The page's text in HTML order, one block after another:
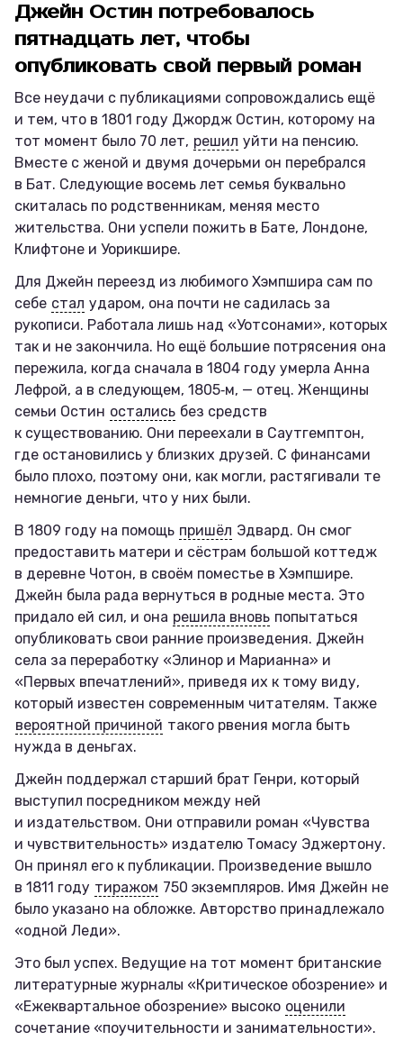
Джейн Остин потребовалось
пятнадцать лет, чтобы
опубликовать свой первый роман
Все неудачи с публикациями сопровождались ещё
и тем, что в 1801 году Джордж Остин, которому на
тот момент было 70 лет, решил уйти на пенсию.
Вместе с женой и двумя дочерьми он перебрался
в Бат. Следующие восемь лет семья буквально
скиталась по родственникам, меняя место
жительства. Они успели пожить в Бате, Лондоне,
Клифтоне и Уорикшире.
Для Джейн переезд из любимого Хэмпшира сам по
себе стал ударом, она почти не садилась за
рукописи. Работала лишь над «Уотсонами», которых
так и не закончила. Но ещё большие потрясения она
пережила, когда сначала в 1804 году умерла Анна
Лефрой, а в следующем, 1805‑м, — отец. Женщины
семьи Остин остались без средств
к существованию. Они переехали в Саутгемптон,
где остановились у близких друзей. С финансами
было плохо, поэтому они, как могли, растягивали те
немногие деньги, что у них были.
В 1809 году на помощь пришёл Эдвард. Он смог
предоставить матери и сёстрам большой коттедж
в деревне Чотон, в своём поместье в Хэмпшире.
Джейн была рада вернуться в родные места. Это
придало ей сил, и она решила вновь попытаться
опубликовать свои ранние произведения. Джейн
села за переработку «Элинор и Марианна» и
«Первых впечатлений», приведя их к тому виду,
который известен современным читателям. Также
вероятной причиной такого рвения могла быть
нужда в деньгах.
Джейн поддержал старший брат Генри, который
выступил посредником между ней
и издательством. Они отправили роман «Чувства
и чувствительность» издателю Томасу Эджертону.
Он принял его к публикации. Произведение вышло
в 1811 году тиражом 750 экземпляров. Имя Джейн не
было указано на обложке. Авторство принадлежало
«одной Леди».
Это был успех. Ведущие на тот момент британские
литературные журналы «Критическое обозрение» и
«Ежеквартальное обозрение» высоко оценили
сочетание «поучительности и занимательности».